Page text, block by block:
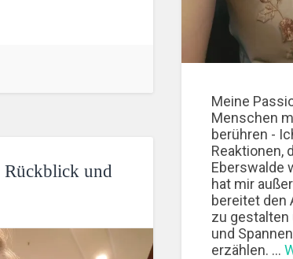
Meine
Menschen
berühren -
Reaktionen,
Eberswalde
hat mir
bereitet den
zu gestalten
und
erzählen. …
Rückblick und